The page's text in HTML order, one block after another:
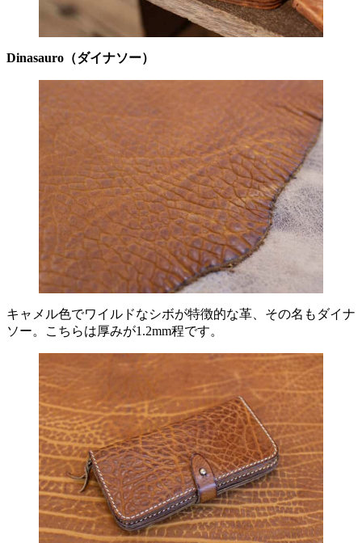
Dinasauro（ダイナソー）
キャメル色でワイルドなシボが特徴的な革、その名もダイナ
ソー。こちらは厚みが1.2mm程です。